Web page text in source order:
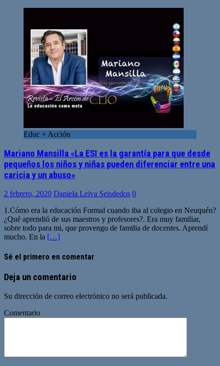
Educ + Acción
Mariano Mansilla «La ESI es la garantía para que desde
pequeños los niños y niñas pueden diferenciar entre una
caricia y un abuso»
2 febrero, 2020 Daniela Leiva Seisdedos 0
1.Cómo era la educación Formal cuando iba al colegio en Neuquén?
¿Qué aprendió de sus maestros y profesores?. Era muy familiar,
sobre todo para mi, que provengo de familia de docentes. Aprendí
mucho. En la […]
Sé el primero en comentar
Deja un comentario
Su dirección de correo electrónico no será publicada.
Comentario